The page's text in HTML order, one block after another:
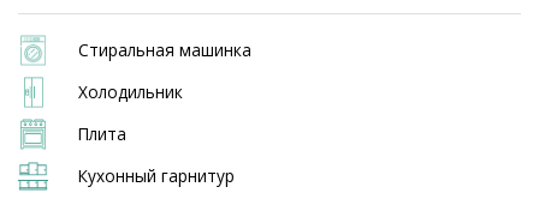
Стиральная машинка
Холодильник
Плита
Кухонный гарнитур